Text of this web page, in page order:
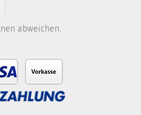
abweichen.